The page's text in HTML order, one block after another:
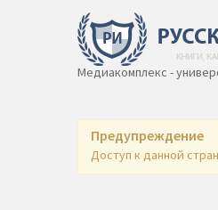
Медиакомплекс -
Предупреждение
Доступ к данной